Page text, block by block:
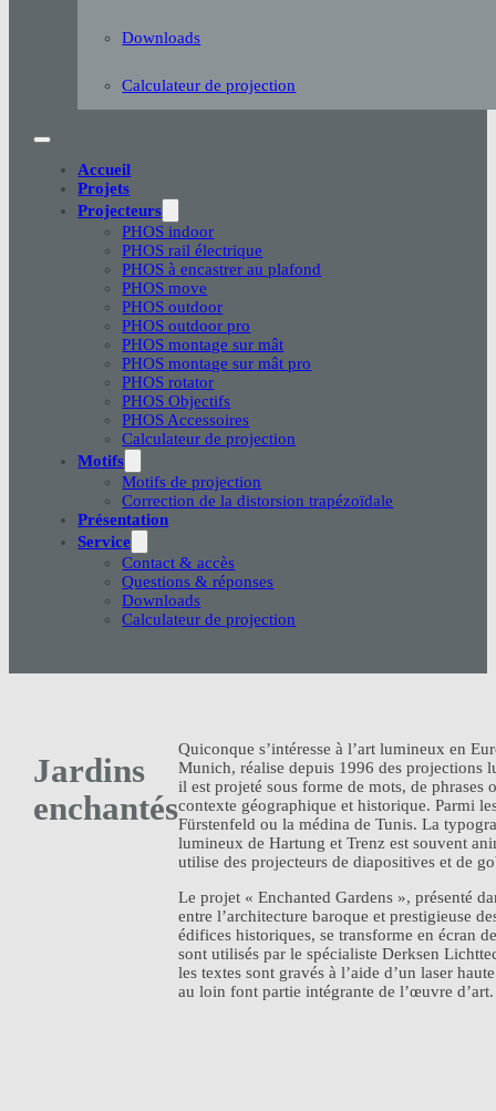
Downloads
Calculateur de projection
Accueil
Projets
Projecteurs
PHOS indoor
PHOS rail électrique
PHOS à encastrer au plafond
PHOS move
PHOS outdoor
PHOS outdoor pro
PHOS montage sur mât
PHOS montage sur mât pro
PHOS rotator
PHOS Objectifs
PHOS Accessoires
Calculateur de projection
Motifs
Motifs de projection
Correction de la distorsion trapézoïdale
Présentation
Service
Contact & accès
Questions & réponses
Downloads
Calculateur de projection
Jardins
enchantés
Quiconque s’intéresse à l’art lumineux en
Munich, réalise depuis 1996 des projections
il est projeté sous forme de mots, de phrases
contexte géographique et historique. Parmi
Fürstenfeld ou la médina de Tunis. La
lumineux de Hartung et Trenz est souvent
utilise des projecteurs de diapositives et de
Le projet « Enchanted Gardens », présenté
entre l’architecture baroque et prestigieuse
édifices historiques, se transforme en écran
sont utilisés par le spécialiste Derksen
les textes sont gravés à l’aide d’un laser
au loin font partie intégrante de l’œuvre d’art.